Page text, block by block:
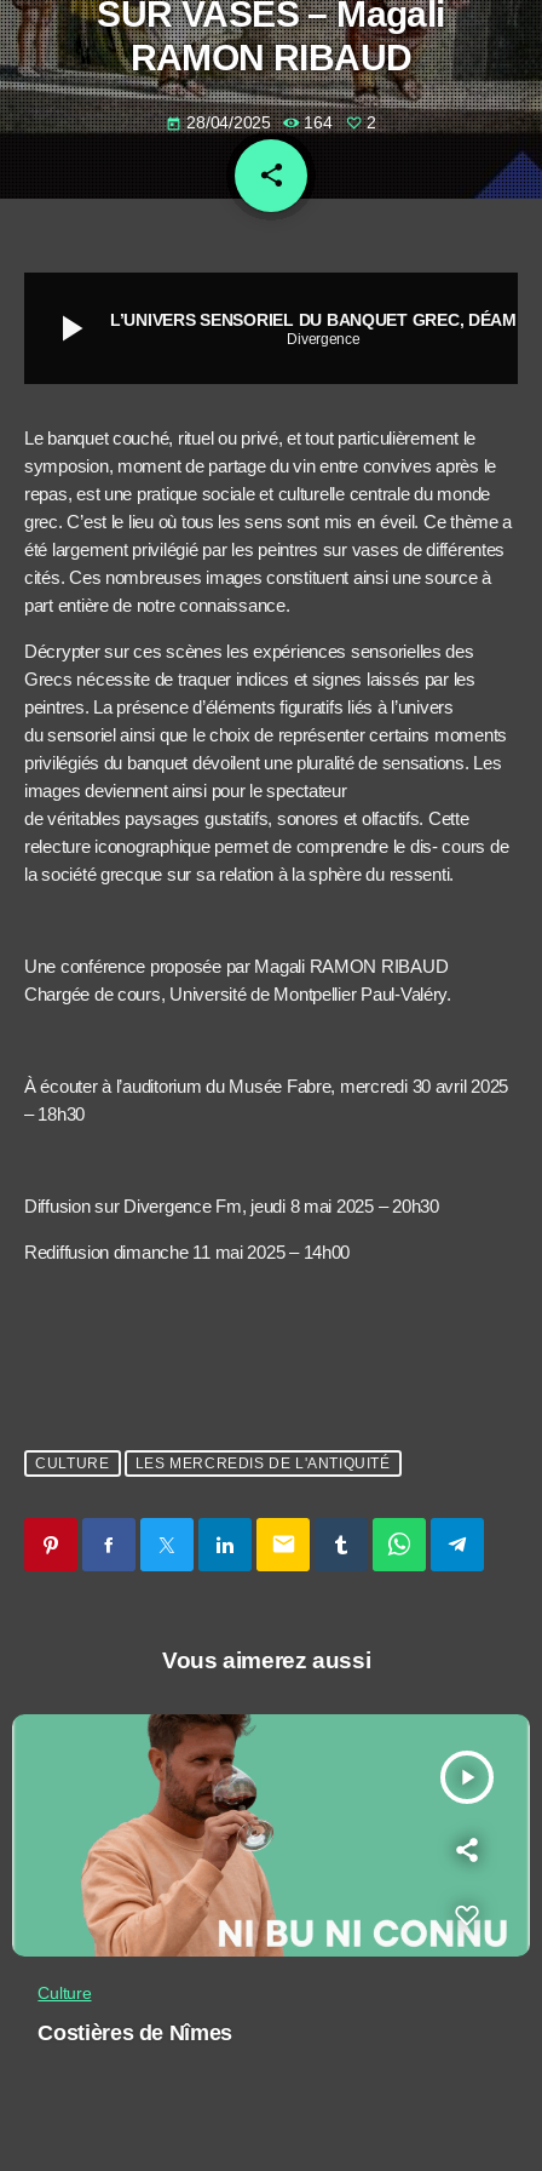
SUR VASES – Magali
RAMON RIBAUD
today 28/04/2025 164 2
share
email
play_arrow Divergence
Le banquet couché, rituel ou privé, et tout particulièrement le
symposion, moment de partage du vin entre convives après le
repas, est une pratique sociale et culturelle centrale du monde
grec. C’est le lieu où tous les sens sont mis en éveil. Ce thème a
été largement privilégié par les peintres sur vases de différentes
cités. Ces nombreuses images constituent ainsi une source à
part entière de notre connaissance.
Décrypter sur ces scènes les expériences sensorielles des
Grecs nécessite de traquer indices et signes laissés par les
peintres. La présence d’éléments figuratifs liés à l’univers
du sensoriel ainsi que le choix de représenter certains moments
privilégiés du banquet dévoilent une pluralité de sensations. Les
images deviennent ainsi pour le spectateur
de véritables paysages gustatifs, sonores et olfactifs. Cette
relecture iconographique permet de comprendre le dis- cours de
la société grecque sur sa relation à la sphère du ressenti.
Une conférence proposée par Magali RAMON RIBAUD
Chargée de cours, Université de Montpellier Paul-Valéry.
À écouter à l’auditorium du Musée Fabre, mercredi 30 avril 2025
– 18h30
Diffusion sur Divergence Fm, jeudi 8 mai 2025 – 20h30
Rediffusion dimanche 11 mai 2025 – 14h00
CULTURE LES MERCREDIS DE L'ANTIQUITÉ
email
Vous aimerez aussi
play_arrow
Culture
Costières de Nîmes